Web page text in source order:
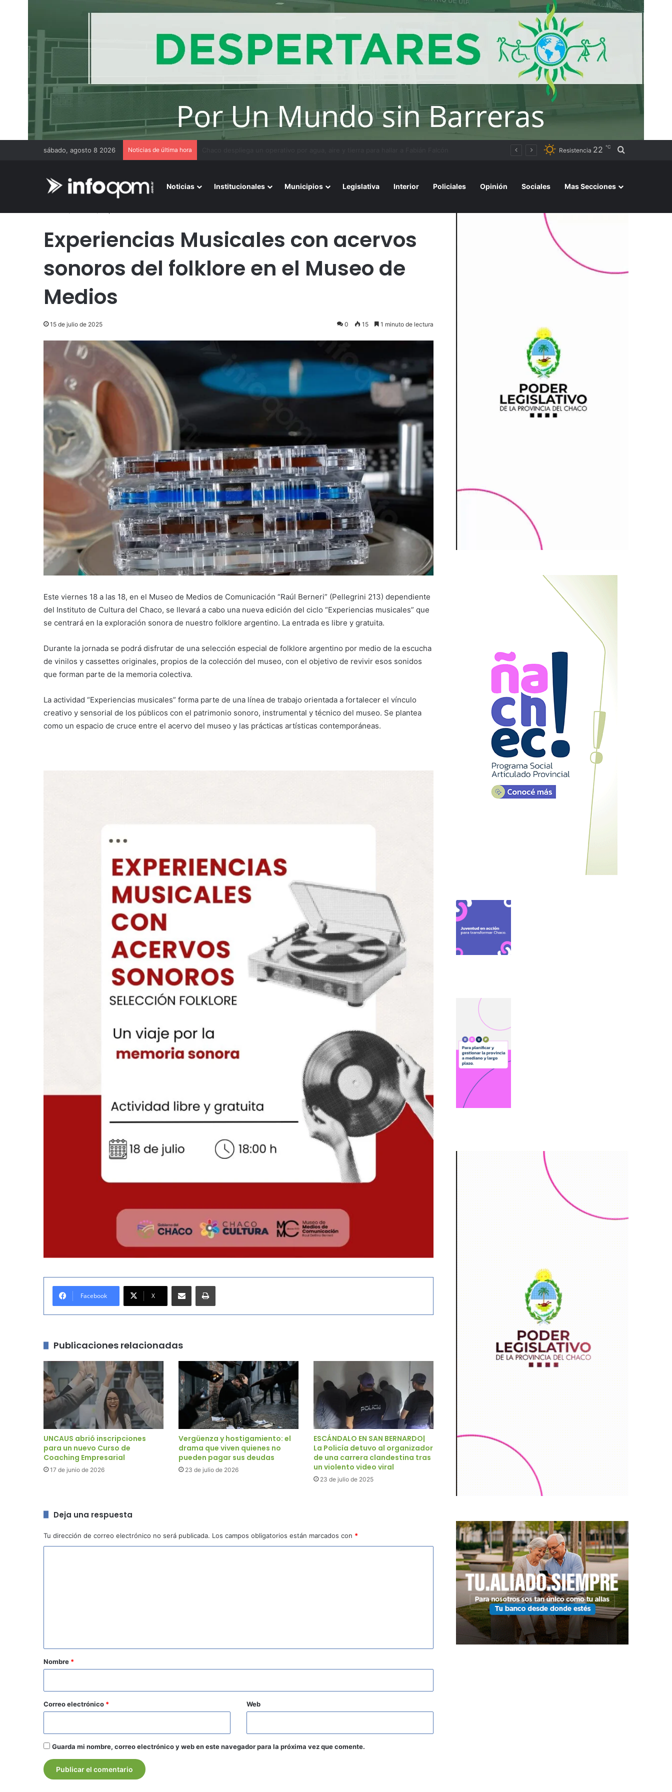
sábado, agosto 8 2026 Noticias de última hora Resistencia 22 ℃ Buscar por
Noticias Institucionales Municipios Legislativa Interior Policiales Opinión Sociales Mas Secciones
Experiencias Musicales con acervos
sonoros del folklore en el Museo de
Medios
15 de julio de 2025 0 15 1 minuto de lectura
Este viernes 18 a las 18, en el Museo de Medios de Comunicación “Raúl Berneri” (Pellegrini 213) dependiente
del Instituto de Cultura del Chaco, se llevará a cabo una nueva edición del ciclo “Experiencias musicales” que
se centrará en la exploración sonora de nuestro folklore argentino. La entrada es libre y gratuita.
Durante la jornada se podrá disfrutar de una selección especial de folklore argentino por medio de la escucha
de vinilos y cassettes originales, propios de la colección del museo, con el objetivo de revivir esos sonidos
que forman parte de la memoria colectiva.
La actividad “Experiencias musicales” forma parte de una línea de trabajo orientada a fortalecer el vínculo
creativo y sensorial de los públicos con el patrimonio sonoro, instrumental y técnico del museo. Se plantea
como un espacio de cruce entre el acervo del museo y las prácticas artísticas contemporáneas.
Facebook X
Publicaciones relacionadas
UNCAUS abrió inscripciones
para un nuevo Curso de
Coaching Empresarial
17 de junio de 2026
Vergüenza y hostigamiento: el
drama que viven quienes no
pueden pagar sus deudas
23 de julio de 2026
ESCÁNDALO EN SAN BERNARDO|
La Policía detuvo al organizador
de una carrera clandestina tras
un violento video viral
23 de julio de 2025
Deja una respuesta
Tu dirección de correo electrónico no será publicada. Los campos obligatorios están marcados con *
r
*
Nombre *
Correo electrónico * Web
Guarda mi nombre, correo electrónico y web en este navegador para la próxima vez que comente.